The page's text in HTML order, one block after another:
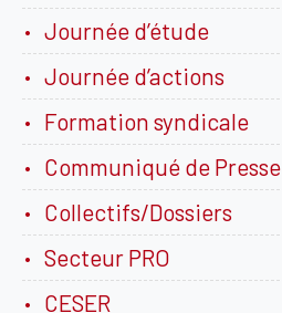
Journée d’étude
Journée d’actions
Formation syndicale
Communiqué de Presse
Collectifs/Dossiers
Secteur PRO
CESER